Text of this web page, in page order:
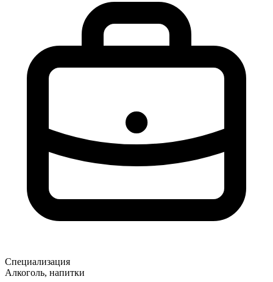
Специализация
Алкоголь, напитки